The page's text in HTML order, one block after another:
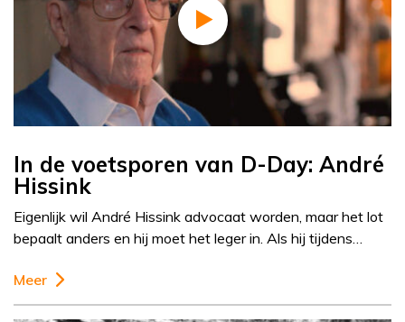
In de voetsporen van D-Day: André
Hissink
Eigenlijk wil André Hissink advocaat worden, maar het lot
bepaalt anders en hij moet het leger in. Als hij tijdens…
Meer